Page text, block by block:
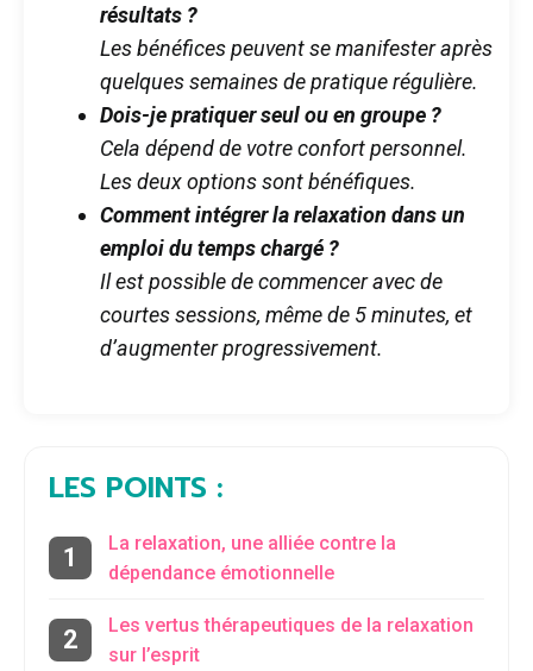
résultats ?
Les bénéfices peuvent se manifester après
quelques semaines de pratique régulière.
Dois-je pratiquer seul ou en groupe ?
Cela dépend de votre confort personnel.
Les deux options sont bénéfiques.
Comment intégrer la relaxation dans un
emploi du temps chargé ?
Il est possible de commencer avec de
courtes sessions, même de 5 minutes, et
d’augmenter progressivement.
LES POINTS :
La relaxation, une alliée contre la
dépendance émotionnelle
Les vertus thérapeutiques de la relaxation
sur l’esprit